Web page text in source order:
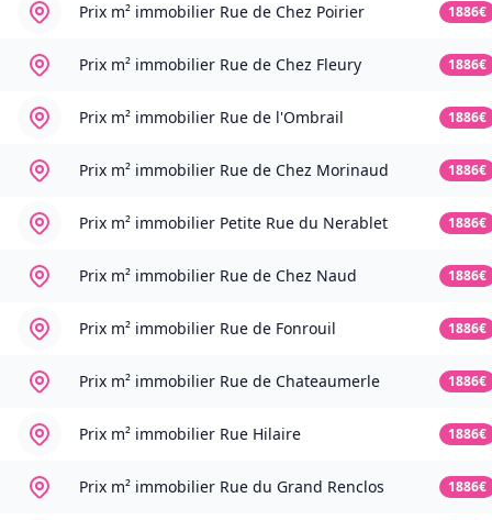
Prix m² immobilier Rue de Chez Poirier 1886€
Prix m² immobilier Rue de Chez Fleury 1886€
Prix m² immobilier Rue de l'Ombrail 1886€
Prix m² immobilier Rue de Chez Morinaud 1886€
Prix m² immobilier Petite Rue du Nerablet 1886€
Prix m² immobilier Rue de Chez Naud 1886€
Prix m² immobilier Rue de Fonrouil 1886€
Prix m² immobilier Rue de Chateaumerle 1886€
Prix m² immobilier Rue Hilaire 1886€
Prix m² immobilier Rue du Grand Renclos 1886€